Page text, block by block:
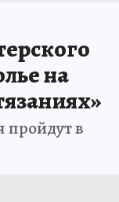
на
пройдут в